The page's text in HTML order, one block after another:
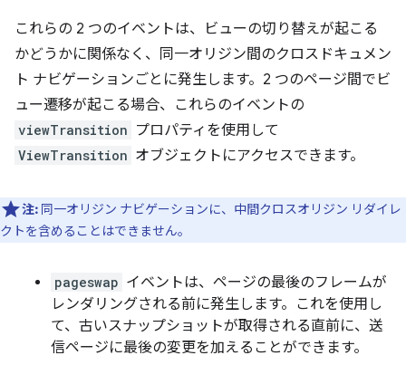
これらの 2 つのイベントは、ビューの切り替えが起こる
かどうかに関係なく、同一オリジン間のクロスドキュメン
ト ナビゲーションごとに発生します。2 つのページ間でビ
ュー遷移が起こる場合、これらのイベントの
viewTransition プロパティを使用して
ViewTransition オブジェクトにアクセスできます。
注: 同一オリジン ナビゲーションに、中間クロスオリジン リダイレ
クトを含めることはできません。
pageswap イベントは、ページの最後のフレームが
レンダリングされる前に発生します。これを使用し
て、古いスナップショットが取得される直前に、送
信ページに最後の変更を加えることができます。